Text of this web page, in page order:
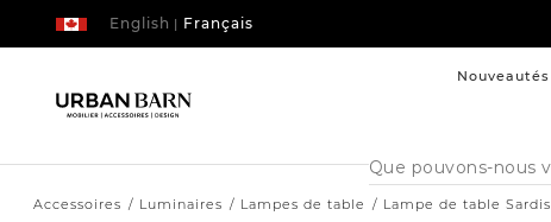
| Français
English
Nouveautés
Cataloque
de
recherche
Accessoires Luminaires Lampes de table Lampe de table Sardis